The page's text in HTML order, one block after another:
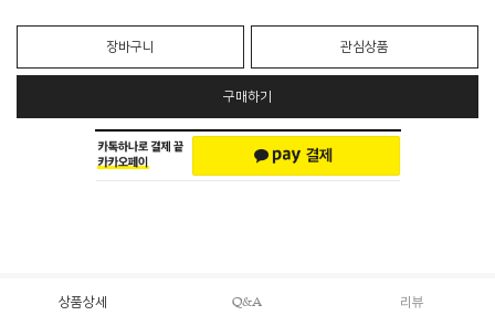
장바구니 관심상품
구매하기
상품상세 Q&A 리뷰